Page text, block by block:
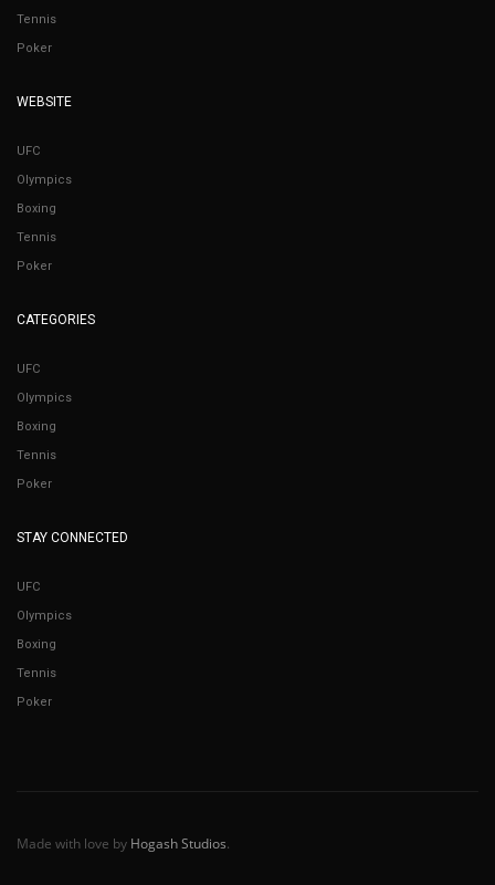
Tennis
Poker
WEBSITE
UFC
Olympics
Boxing
Tennis
Poker
CATEGORIES
UFC
Olympics
Boxing
Tennis
Poker
STAY CONNECTED
UFC
Olympics
Boxing
Tennis
Poker
Made with love by Hogash Studios.